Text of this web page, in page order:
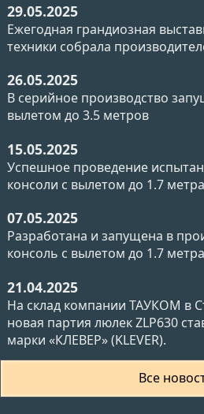
29.05.2025
Ежегодная грандиозная
техники собрала
26.05.2025
В серийное производство
вылетом до 3.5 метров
15.05.2025
Успешное проведение
консоли с вылетом до 1.7 метра
07.05.2025
Разработана и запущена в
консоль с вылетом до 1.7 метра
21.04.2025
На склад компании ТАУКОМ в
новая партия люлек ZLP630
марки «КЛЕВЕР» (KLEVER).
Все